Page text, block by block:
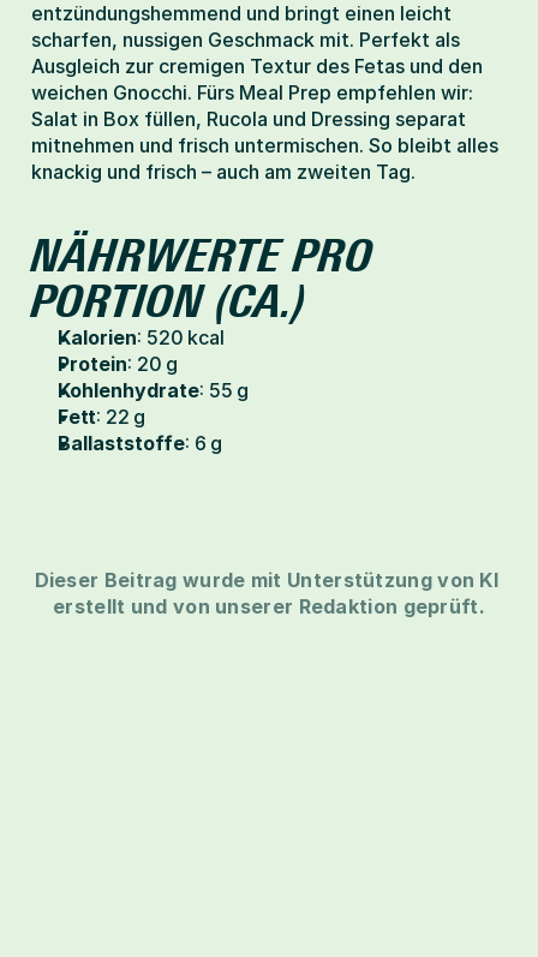
entzündungshemmend und bringt einen leicht
scharfen, nussigen Geschmack mit. Perfekt als
Ausgleich zur cremigen Textur des Fetas und den
weichen Gnocchi. Fürs Meal Prep empfehlen wir:
Salat in Box füllen, Rucola und Dressing separat
mitnehmen und frisch untermischen. So bleibt alles
knackig und frisch – auch am zweiten Tag.
NÄHRWERTE PRO
PORTION (CA.)
Kalorien: 520 kcal
Protein: 20 g
Kohlenhydrate: 55 g
Fett: 22 g
Ballaststoffe: 6 g
Dieser Beitrag wurde mit Unterstützung von KI
erstellt und von unserer Redaktion geprüft.